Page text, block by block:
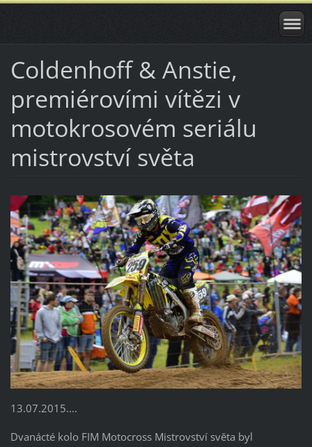
Coldenhoff & Anstie,
premiérovími vítězi v
motokrosovém seriálu
mistrovství světa
13.07.2015....
Dvanácté kolo FIM Motocross Mistrovství světa byl